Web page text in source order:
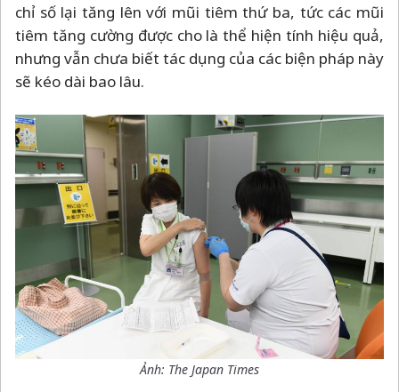
chỉ số lại tăng lên với mũi tiêm thứ ba, tức các mũi
tiêm tăng cường được cho là thể hiện tính hiệu quả,
nhưng vẫn chưa biết tác dụng của các biện pháp này
sẽ kéo dài bao lâu.
Ảnh: The Japan Times